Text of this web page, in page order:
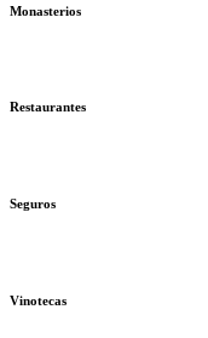
Monasterios
Restaurantes
Seguros
Vinotecas